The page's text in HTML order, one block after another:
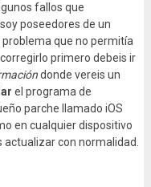
fallos que
poseedores de un
que no permitía
primero debeis ir
donde vereis un
el programa de
parche llamado iOS
en cualquier dispositivo
actualizar con normalidad.